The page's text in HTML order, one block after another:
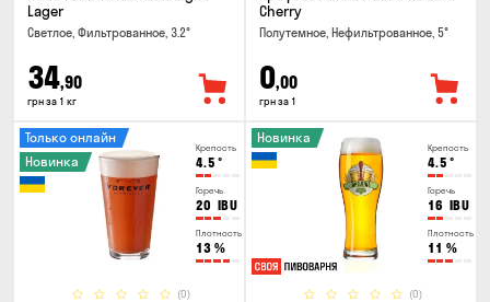
Lager
Светлое, Фильтрованное, 3.2°
34,90
грн за 1 кг
Cherry
Полутемное, Нефильтрованное, 5°
0,00
грн за 1
Крепость
4.5 °
Горечь
20 IBU
Плотность
13 %
(0)
Только онлайн
Новинка
Крепость
4.5 °
Горечь
16 IBU
Плотность
11 %
(0)
Новинка